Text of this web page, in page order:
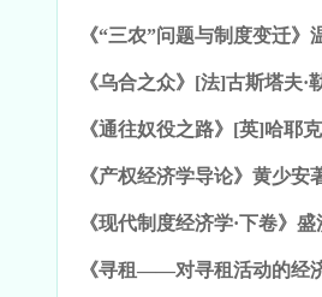
《“三农”问题与制度变迁》
《乌合之众》 [法]古斯塔夫·
《通往奴役之路》 [英]哈耶
《产权经济学导论》黄少安
《现代制度经济学·下卷》
《寻租——对寻租活动的经